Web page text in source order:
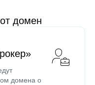
домен
домена о